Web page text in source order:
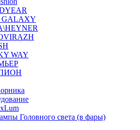
GALAXY
WAY
Головного света (в фары)